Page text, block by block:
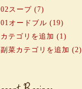
02スープ (7)
01オードブル (19)
カテゴリを追加 (1)
副菜カテゴリを追加 (2)